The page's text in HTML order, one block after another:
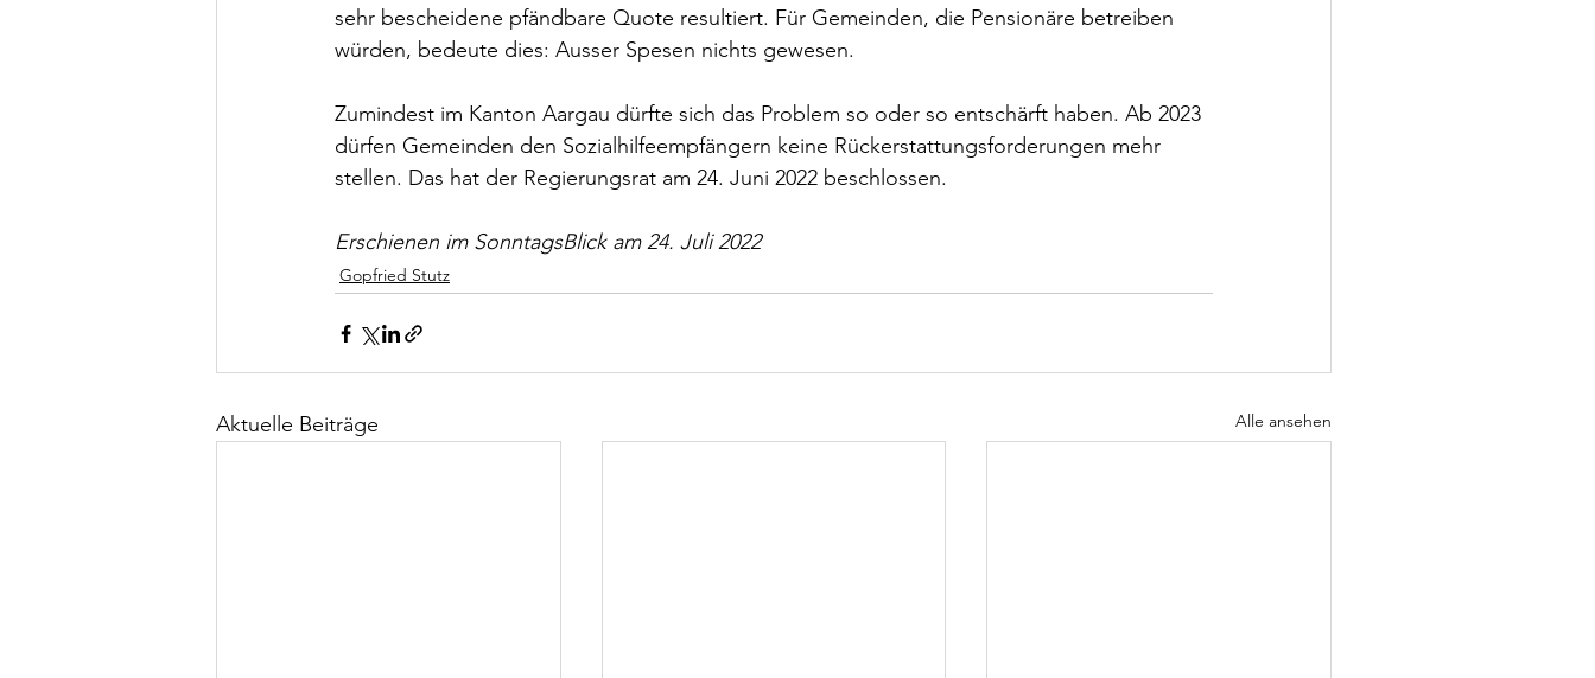
sehr bescheidene pfändbare Quote resultiert. Für Gemeinden, die Pensionäre betreiben
würden, bedeute dies: Ausser Spesen nichts gewesen.
Zumindest im Kanton Aargau dürfte sich das Problem so oder so entschärft haben. Ab 2023
dürfen Gemeinden den Sozialhilfeempfängern keine Rückerstattungsforderungen mehr
stellen. Das hat der Regierungsrat am 24. Juni 2022 beschlossen.
Erschienen im SonntagsBlick am 24. Juli 2022
Gopfried Stutz
Aktuelle Beiträge Alle ansehen